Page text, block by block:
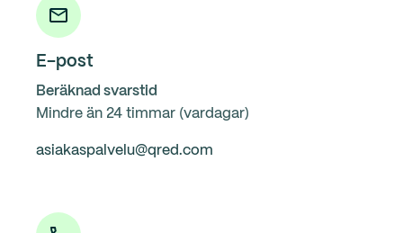
E-post
Beräknad svarstid
Mindre än 24 timmar (vardagar)
asiakaspalvelu@qred.com